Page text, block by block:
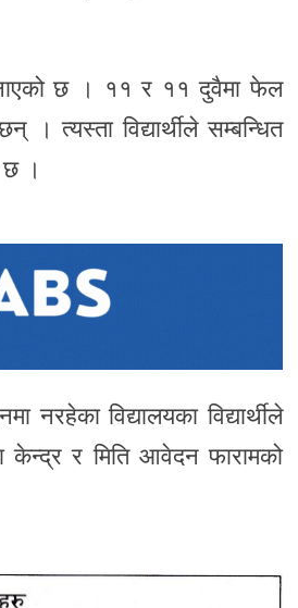
जनाएको छ । ११ र ११ दुवैमा फेल
। त्यस्ता विद्यार्थीले सम्बन्धित
छ ।
विद्यालयका विद्यार्थीले
केन्द्र र मिति आवेदन फारामको